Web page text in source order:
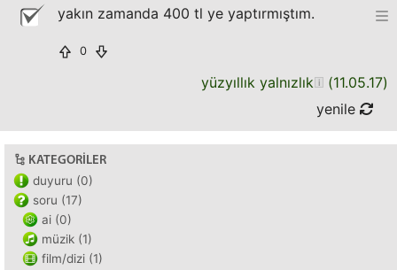
yakın zamanda 400 tl ye yaptırmıştım.
0
yüzyıllık yalnızlık (11.05.17)
yenile
KATEGORILER
duyuru (0)
soru (17)
ai (0)
müzik (1)
film/dizi (1)